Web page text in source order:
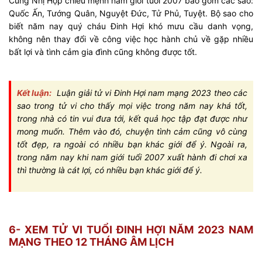
Quốc Ấn, Tướng Quân, Nguyệt Đức, Tử Phủ, Tuyệt. Bộ sao cho
biết năm nay quý cháu Đinh Hợi khó mưu cầu danh vọng,
không nên thay đổi về công việc học hành chủ về gặp nhiều
bất lợi và tình cảm gia đình cũng không được tốt.
Kết luận: Luận giải tử vi Đinh Hợi nam mạng 2023 theo các
sao trong tử vi cho thấy mọi việc trong năm nay khá tốt,
trong nhà có tin vui đưa tới, kết quả học tập đạt được như
mong muốn. Thêm vào đó, chuyện tình cảm cũng vô cùng
tốt đẹp, ra ngoài có nhiều bạn khác giới để ý. Ngoài ra,
trong năm nay khi nam giới tuổi 2007 xuất hành đi chơi xa
thì thường là cát lợi, có nhiều bạn khác giới để ý.
6- XEM TỬ VI TUỔI ĐINH HỢI NĂM 2023 NAM
MẠNG THEO 12 THÁNG ÂM LỊCH